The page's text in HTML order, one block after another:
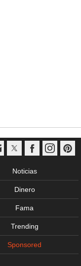
Noticias
Dinero
Fama
Trending
Sponsored